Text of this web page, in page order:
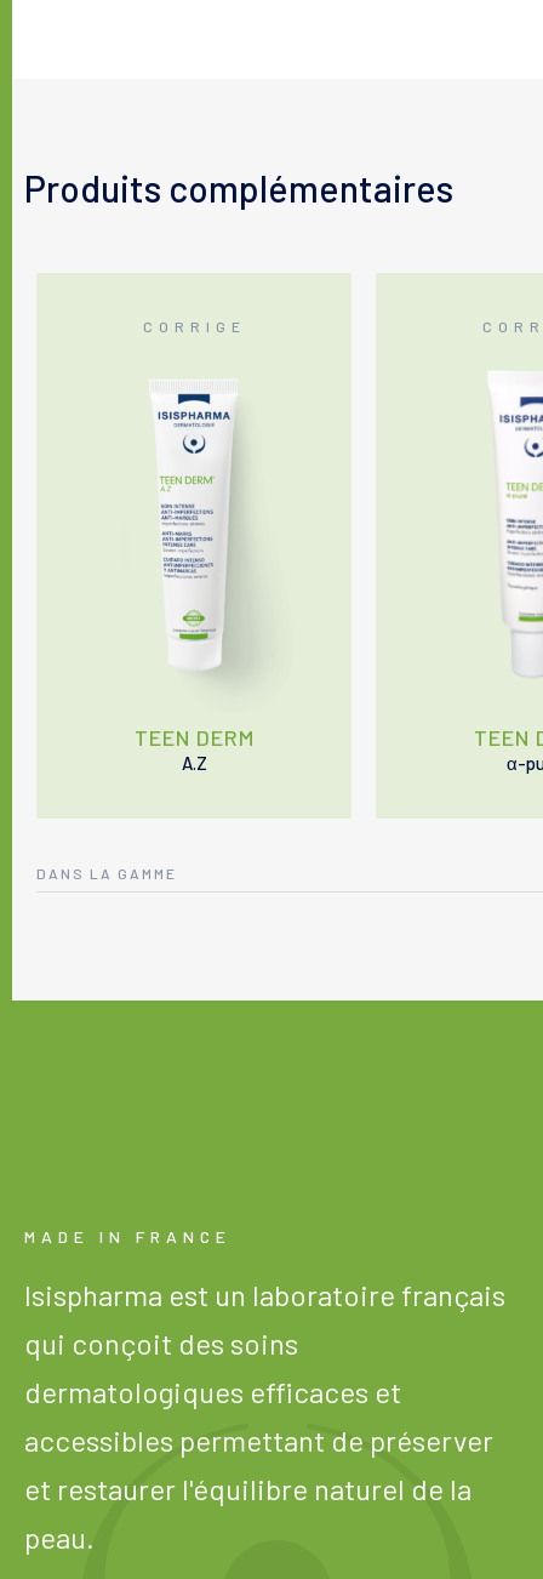
Produits complémentaires
DANS LA GAMME
CORRIGE
TEEN DERM
A.Z
TEEN
α-
MADE IN FRANCE
Isispharma est un laboratoire français
qui conçoit des soins
dermatologiques efficaces et
accessibles permettant de préserver
et restaurer l'équilibre naturel de la
peau.